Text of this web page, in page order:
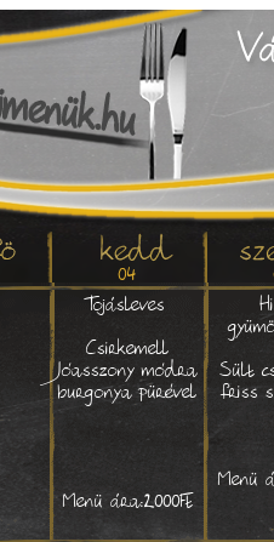
04
Tojásleves
Csirkemell
Jóasszony módra
burgonya pürével
Menü ára:2000Ft
Sült
friss
Menü